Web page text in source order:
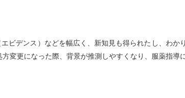
ビデンス）などを幅広く、新知見も得られたし、わ
変更になった際、背景が推測しやすくなり、服薬指導